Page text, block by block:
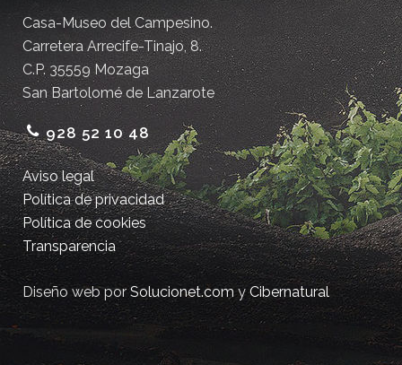
Casa-Museo del Campesino.
Carretera Arrecife-Tinajo, 8.
C.P. 35559 Mozaga
San Bartolomé de Lanzarote
928 52 10 48
Aviso legal
Política de privacidad
Política de cookies
Transparencia
Diseño web porSolucionet.comyCibernatural